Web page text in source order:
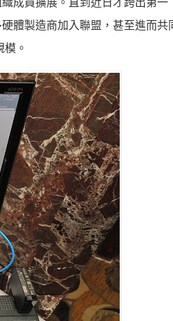
成員擴展。直到近日才跨出第一
體製造商加入聯盟，甚至進而共
。